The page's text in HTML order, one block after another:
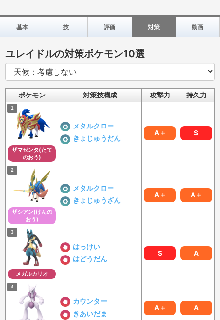
基本 技 評価 対策 動画
ユレイドルの対策ポケモン10選
ポケモン 対策技構成 攻撃力 持久力
ザマゼンタ(たて
のおう)
メタルクロー
きょじゅうだん
A＋ S
ザシアン(けんの
おう)
メタルクロー
きょじゅうざん
A＋ A＋
メガルカリオ
はっけい
はどうだん
S A
カウンター
きあいだま
A＋ A